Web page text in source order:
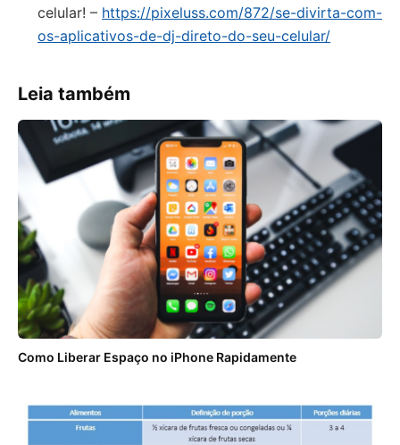
celular! – https://pixeluss.com/872/se-divirta-com-
os-aplicativos-de-dj-direto-do-seu-celular/
Leia também
Como Liberar Espaço no iPhone Rapidamente